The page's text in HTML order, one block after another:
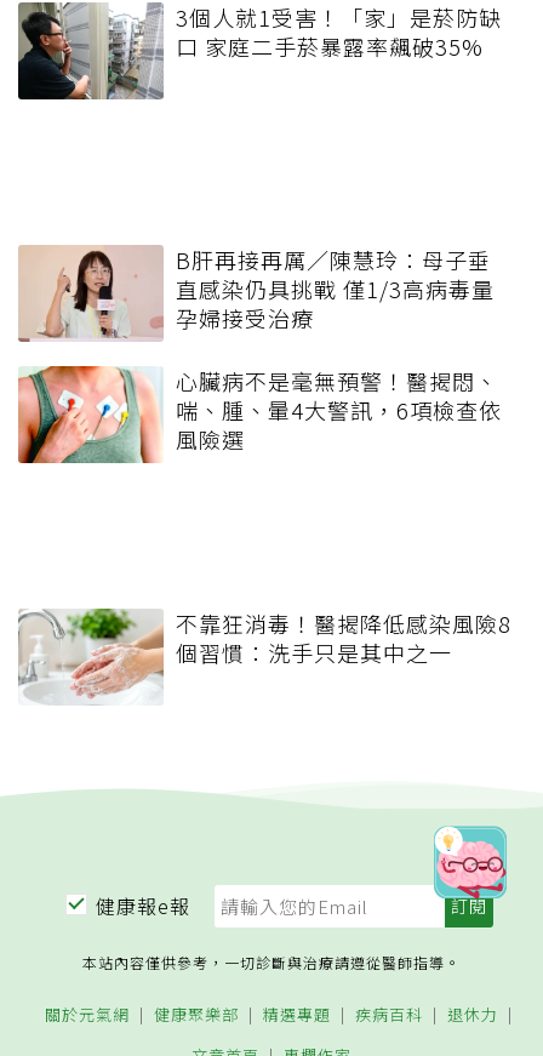
3個人就1受害！「家」是菸防缺
口 家庭二手菸暴露率飆破35%
B肝再接再厲／陳慧玲：母子垂
直感染仍具挑戰 僅1/3高病毒量
孕婦接受治療
心臟病不是毫無預警！醫揭悶、
喘、腫、暈4大警訊，6項檢查依
風險選
不靠狂消毒！醫揭降低感染風險8
個習慣：洗手只是其中之一
健康報e報
本站內容僅供參考，一切診斷與治療請遵從醫師指導。
關於元氣網 健康聚樂部 精選專題 疾病百科
退休力